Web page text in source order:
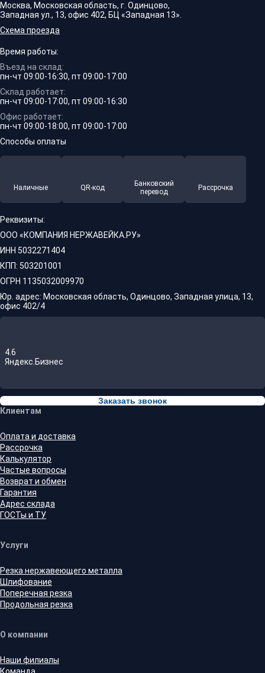
Москва, Московская область, г. Одинцово,
Западная ул., 13, офис 402, БЦ «Западная 13».
Схема проезда
Время работы:
Въезд на склад:
пн-чт 09:00-16:30, пт 09:00-17:00
Склад работает:
пн-чт 09:00-17:00, пт 09:00-16:30
Офис работает:
пн-чт 09:00-18:00, пт 09:00-17:00
Способы оплаты
Наличные QR-код
Банковский
перевод
Рассрочка
Реквизиты:
ООО «КОМПАНИЯ НЕРЖАВЕЙКА.РУ»
ИНН 5032271404
КПП: 503201001
ОГРН 1135032009970
Юр. адрес: Московская область, Одинцово, Западная улица, 13,
офис 402/4
4.6
Яндекс.Бизнес
Заказать звонок
Клиентам
Оплата и доставка
Рассрочка
Калькулятор
Частые вопросы
Возврат и обмен
Гарантия
Адрес склада
ГОСТы и ТУ
Услуги
Резка нержавеющего металла
Шлифование
Поперечная резка
Продольная резка
О компании
Наши филиалы